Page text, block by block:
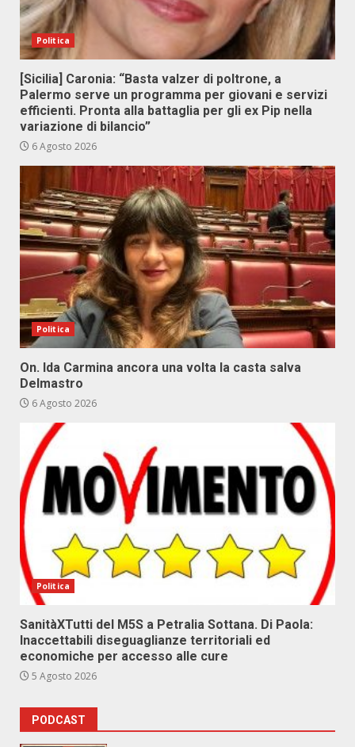
Politica
[Sicilia] Caronia: “Basta valzer di poltrone, a
Palermo serve un programma per giovani e servizi
efficienti. Pronta alla battaglia per gli ex Pip nella
variazione di bilancio”
6 Agosto 2026
Politica
On. Ida Carmina ancora una volta la casta salva
Delmastro
6 Agosto 2026
Politica
SanitàXTutti del M5S a Petralia Sottana. Di Paola:
Inaccettabili diseguaglianze territoriali ed
economiche per accesso alle cure
5 Agosto 2026
PODCAST